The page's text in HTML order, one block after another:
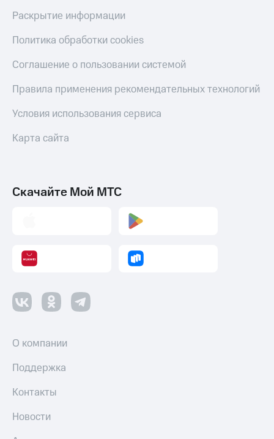
Раскрытие информации
Политика обработки cookies
Соглашение о пользовании системой
Правила применения рекомендательных технологий
Условия использования сервиса
Карта сайта
Скачайте Мой МТС
О компании
Поддержка
Контакты
Новости